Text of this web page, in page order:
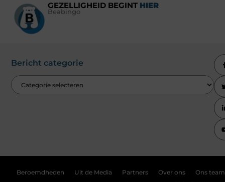
GEZELLIGHEID BEGINT HIER
Beabingo
Bericht categorie
Beroemdheden Uit de Media Partners Over ons Ons team